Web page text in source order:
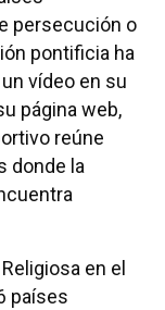
persecución o
pontificia ha
vídeo en su
página web,
reúne
donde la
en el
países